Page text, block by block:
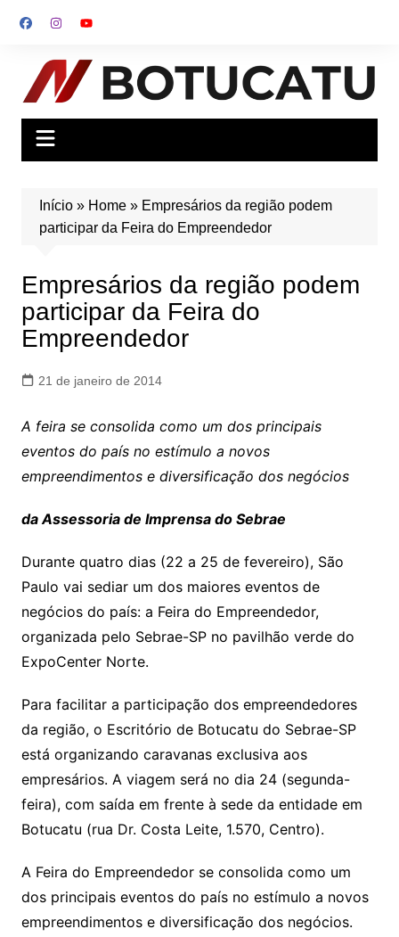
para
conteúdo
Início» Home» Empresários da região podem
participar da Feira do Empreendedor
Empresários da região podem
participar da Feira do
Empreendedor
21 de janeiro de 2014
A feira se consolida como um dos principais
eventos do país no estímulo a novos
empreendimentos e diversificação dos negócios
da Assessoria de Imprensa do Sebrae
Durante quatro dias (22 a 25 de fevereiro), São
Paulo vai sediar um dos maiores eventos de
negócios do país: a Feira do Empreendedor,
organizada pelo Sebrae-SP no pavilhão verde do
ExpoCenter Norte.
Para facilitar a participação dos empreendedores
da região, o Escritório de Botucatu do Sebrae-SP
está organizando caravanas exclusiva aos
empresários. A viagem será no dia 24 (segunda-
feira), com saída em frente à sede da entidade em
Botucatu (rua Dr. Costa Leite, 1.570, Centro).
A Feira do Empreendedor se consolida como um
dos principais eventos do país no estímulo a novos
empreendimentos e diversificação dos negócios.